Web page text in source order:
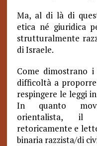
Ma, al di là di
etica né giuridica
strutturalmente
di Israele.
Come dimostrano
difficoltà a
respingere le leggi
In quanto
orientalista, il
retoricamente e
binaria razzista/di